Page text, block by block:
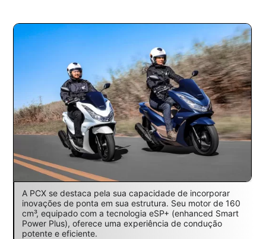
A PCX se destaca pela sua capacidade de incorporar
inovações de ponta em sua estrutura. Seu motor de 160
cm³, equipado com a tecnologia eSP+ (enhanced Smart
Power Plus), oferece uma experiência de condução
potente e eficiente.